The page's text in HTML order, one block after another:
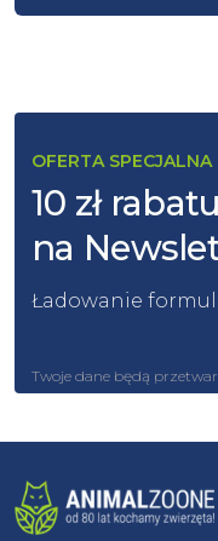
OFERTA SPECJALNA
10 zł
na
Ładowanie
Twoje dane będą